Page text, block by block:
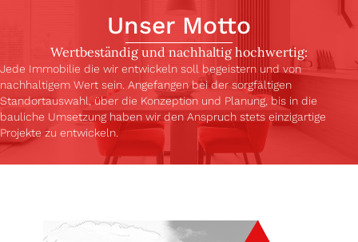
Unser Motto
Wertbeständig und nachhaltig hochwertig:
Jede Immobilie die wir entwickeln soll begeistern und von
nachhaltigem Wert sein. Angefangen bei der sorgfältigen
Standortauswahl, über die Konzeption und Planung, bis in die
bauliche Umsetzung haben wir den Anspruch stets einzigartige
Projekte zu entwickeln.